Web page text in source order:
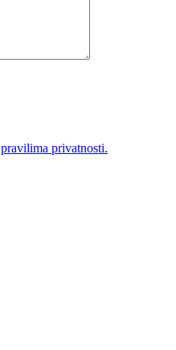
pravilima privatnosti.